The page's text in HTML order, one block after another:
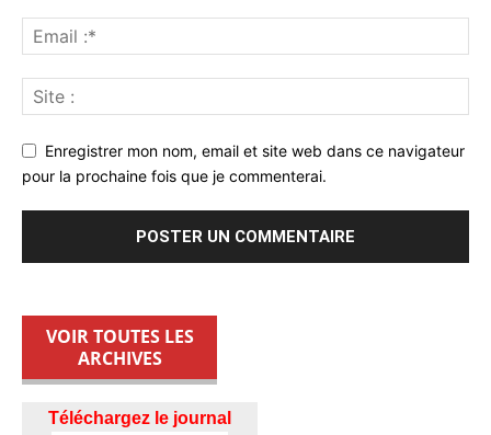
Enregistrer mon nom, email et site web dans ce navigateur
pour la prochaine fois que je commenterai.
VOIR TOUTES LES
ARCHIVES